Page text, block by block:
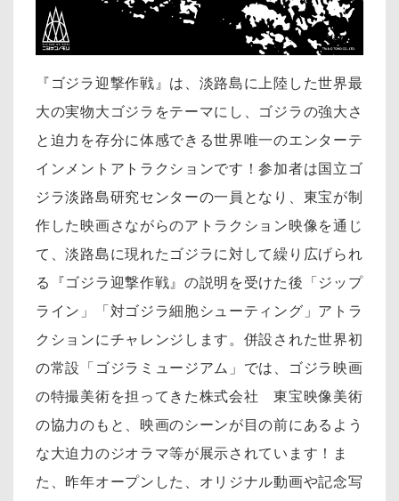
『ゴジラ迎撃作戦』は、淡路島に上陸した世界最
大の実物大ゴジラをテーマにし、ゴジラの強大さ
と迫力を存分に体感できる世界唯一のエンターテ
インメントアトラクションです！参加者は国立ゴ
ジラ淡路島研究センターの一員となり、東宝が制
作した映画さながらのアトラクション映像を通じ
て、淡路島に現れたゴジラに対して繰り広げられ
る『ゴジラ迎撃作戦』の説明を受けた後「ジップ
ライン」「対ゴジラ細胞シューティング」アトラ
クションにチャレンジします。併設された世界初
の常設「ゴジラミュージアム」では、ゴジラ映画
の特撮美術を担ってきた株式会社 東宝映像美術
の協力のもと、映画のシーンが目の前にあるよう
な大迫力のジオラマ等が展示されています！ま
た、昨年オープンした、オリジナル動画や記念写